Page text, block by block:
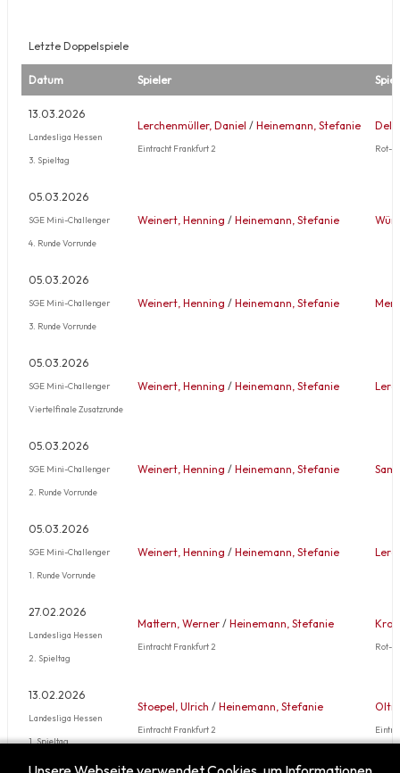
Letzte Doppelspiele
Datum Spieler
13.03.2026
Landesliga Hessen
3. Spieltag
Lerchenmüller, Daniel / Heinemann, Stefanie
Eintracht Frankfurt 2 Rot-
05.03.2026
SGE Mini-Challenger
4. Runde Vorrunde
Weinert, Henning / Heinemann, Stefanie
05.03.2026
SGE Mini-Challenger
3. Runde Vorrunde
Weinert, Henning / Heinemann, Stefanie
05.03.2026
SGE Mini-Challenger
Viertelfinale Zusatzrunde
Weinert, Henning / Heinemann, Stefanie
05.03.2026
SGE Mini-Challenger
2. Runde Vorrunde
Weinert, Henning / Heinemann, Stefanie
05.03.2026
SGE Mini-Challenger
1. Runde Vorrunde
Weinert, Henning / Heinemann, Stefanie
27.02.2026
Landesliga Hessen
2. Spieltag
Mattern, Werner / Heinemann, Stefanie
Eintracht Frankfurt 2 Rot-
13.02.2026
Landesliga Hessen
1. Spieltag
Stoepel, Ulrich / Heinemann, Stefanie
Eintracht Frankfurt 2